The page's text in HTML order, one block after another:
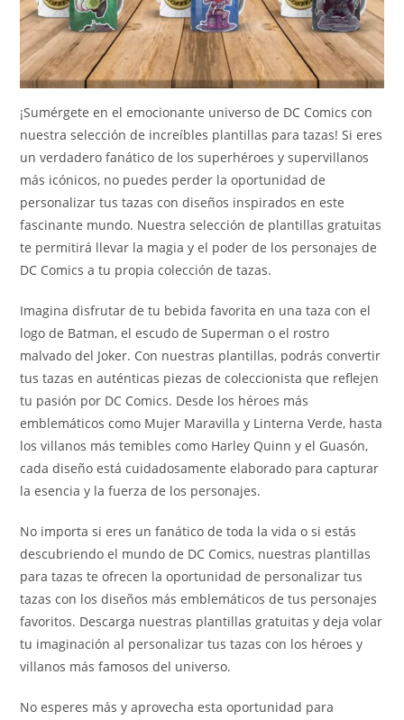
¡Sumérgete en el emocionante universo de DC Comics con
nuestra selección de increíbles plantillas para tazas! Si eres
un verdadero fanático de los superhéroes y supervillanos
más icónicos, no puedes perder la oportunidad de
personalizar tus tazas con diseños inspirados en este
fascinante mundo. Nuestra selección de plantillas gratuitas
te permitirá llevar la magia y el poder de los personajes de
DC Comics a tu propia colección de tazas.
Imagina disfrutar de tu bebida favorita en una taza con el
logo de Batman, el escudo de Superman o el rostro
malvado del Joker. Con nuestras plantillas, podrás convertir
tus tazas en auténticas piezas de coleccionista que reflejen
tu pasión por DC Comics. Desde los héroes más
emblemáticos como Mujer Maravilla y Linterna Verde, hasta
los villanos más temibles como Harley Quinn y el Guasón,
cada diseño está cuidadosamente elaborado para capturar
la esencia y la fuerza de los personajes.
No importa si eres un fanático de toda la vida o si estás
descubriendo el mundo de DC Comics, nuestras plantillas
para tazas te ofrecen la oportunidad de personalizar tus
tazas con los diseños más emblemáticos de tus personajes
favoritos. Descarga nuestras plantillas gratuitas y deja volar
tu imaginación al personalizar tus tazas con los héroes y
villanos más famosos del universo.
No esperes más y aprovecha esta oportunidad para